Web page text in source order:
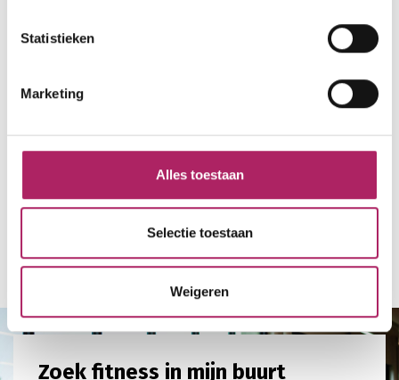
Statistieken
Marketing
Alles toestaan
Selectie toestaan
Weigeren
Terug naar overzicht
Zoek fitness in mijn buurt